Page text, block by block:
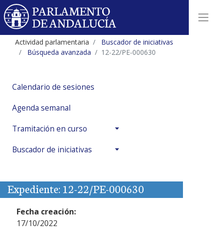
Actividad parlamentaria
Buscador de iniciativas
Búsqueda avanzada
12-22/PE-000630
Calendario de sesiones
Agenda semanal
Tramitación en curso
Buscador de iniciativas
Expediente: 12-22/PE-000630
Fecha creación:
17/10/2022